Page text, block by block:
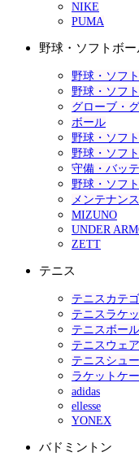
NIKE
PUMA
野球・ソフトボー
野球・ソフ
野球・ソフ
グローブ・
ボール
野球・ソフ
野球・ソフ
守備・バッ
野球・ソフ
メンテナン
MIZUNO
UNDER
ZETT
テニス
テニスカテ
テニスラケ
テニスボール
テニスウェア
テニスシュ
ラケットケ
adidas
ellesse
YONEX
バドミントン